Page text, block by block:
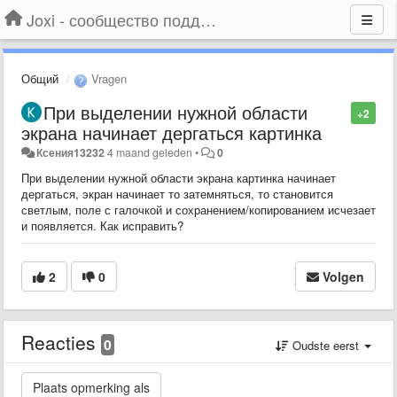
Joxi - сообщество поддержки
Общий Vragen
+2
При выделении нужной области
экрана начинает дергаться картинка
Ксения132324 maand geleden • 0
При выделении нужной области экрана картинка начинает
дергаться, экран начинает то затемняться, то становится
светлым, поле с галочкой и сохранением/копированием исчезает
и появляется. Как исправить?
2 0 Volgen
Reacties 0 Oudste eerst